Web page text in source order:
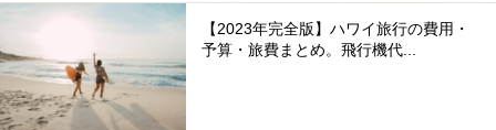
【2023年完全版】ハワイ旅行の費用・
予算・旅費まとめ。飛行機代...